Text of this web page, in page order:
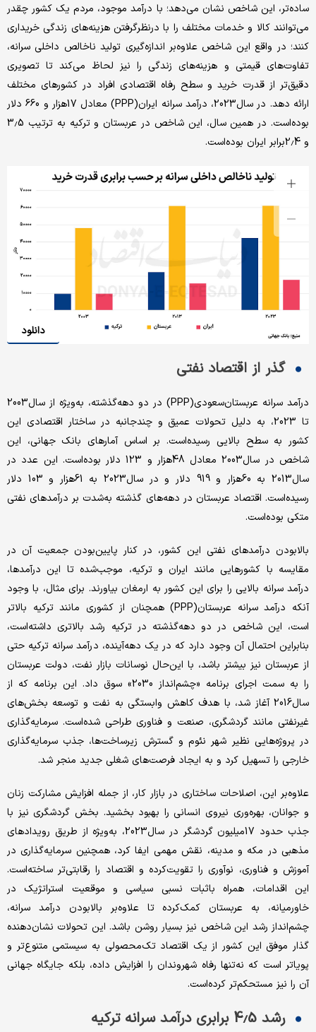
ساده‌‌‌‌‌تر، این شاخص نشان می‌دهد؛ با درآمد موجود، مردم یک کشور چقدر
می‌توانند کالا و خدمات مختلف را با درنظرگرفتن هزینه‌های زندگی خریداری
کنند؛ در واقع این شاخص علاوه‌بر اندازه‌‌‌‌‌گیری تولید ناخالص داخلی سرانه،
تفاوت‌‌‌‌‌های قیمتی و هزینه‌های زندگی را نیز لحاظ می‌کند تا تصویری
دقیق‌تر از قدرت خرید و سطح رفاه اقتصادی افراد در کشورهای مختلف
ارائه دهد. در سال‌2023، درآمد سرانه ایران(PPP) معادل 17‌هزار و 660 دلار
بوده‌است. در همین سال، این شاخص در عربستان و ترکیه به ترتیب 3.5
و 2.4‌برابر ایران بوده‌است.
دانلود
گذر از اقتصاد نفتی
درآمد سرانه عربستان‌سعودی(PPP) در دو دهه‌گذشته، به‌ویژه از سال‌2003
تا 2023، به دلیل تحولات عمیق و چندجانبه در ساختار اقتصادی این
کشور به سطح بالایی رسیده‌است. بر اساس آمار‌های بانک جهانی، این
شاخص در سال‌2003 معادل 48‌هزار و 123 دلار بوده‌است. این عدد در
سال‌2013 به 60‌هزار و 919 دلار و در سال‌2023 به 61‌هزار و 103 دلار
رسیده‌است. اقتصاد عربستان در دهه‌های گذشته به‌شدت بر درآمدهای نفتی
متکی بوده‌است.
بالا‌بودن درآمدهای نفتی این کشور، در کنار پایین‌بودن جمعیت آن در
مقایسه با کشورهایی مانند ایران و ترکیه، موجب‌شده تا این درآمدها،
درآمد سرانه بالایی را برای این کشور به ارمغان بیاورند. برای مثال، با وجود
آنکه درآمد سرانه عربستان(PPP) همچنان از کشوری مانند ترکیه بالاتر
است، این شاخص در دو دهه‌گذشته در ترکیه رشد بالاتری داشته‌است،
بنابراین احتمال آن وجود دارد که در یک دهه‌آینده، درآمد سرانه ترکیه حتی
از عربستان نیز بیشتر باشد، با این‌حال نوسانات بازار نفت، دولت عربستان
را به سمت اجرای برنامه «چشم‌‌‌‌‌انداز 2030» سوق داد. این برنامه که از
سال‌2016 آغاز شد، با هدف کاهش وابستگی به نفت و توسعه بخش‌های
غیرنفتی مانند گردشگری، صنعت و فناوری طراحی شده‌است. سرمایه‌گذاری
در پروژه‌هایی نظیر شهر نئوم و گسترش زیرساخت‌ها، جذب سرمایه‌گذاری
خارجی را تسهیل کرد و به ایجاد فرصت‌های شغلی جدید منجر شد.
علاوه‌بر این، اصلاحات ساختاری در بازار کار، از جمله افزایش مشارکت زنان
و جوانان، بهره‌‌‌‌‌وری نیروی انسانی را بهبود بخشید. بخش گردشگری نیز با
جذب حدود 17‌میلیون گردشگر در سال‌2023، به‌ویژه از طریق رویدادهای
مذهبی در مکه و مدینه، نقش مهمی ایفا کرد، همچنین سرمایه‌گذاری در
آموزش و فناوری، نوآوری را تقویت‌کرده و اقتصاد را رقابتی‌‌‌‌‌تر ساخته‌است.
این اقدامات، همراه باثبات نسبی سیاسی و موقعیت استراتژیک در
خاورمیانه، به عربستان کمک‌کرده تا علاوه‌بر بالا‌بودن درآمد سرانه،
چشم‌‌‌‌‌انداز رشد این شاخص نیز بسیار روشن باشد. این تحولات نشان‌دهنده
گذار موفق این کشور از یک اقتصاد تک‌‌‌‌‌محصولی به سیستمی متنوع‌‌‌‌‌تر و
پویاتر است که نه‌‌‌‌‌تنها رفاه شهروندان را افزایش داده، بلکه جایگاه جهانی
آن را نیز مستحکم‌‌‌‌‌تر کرده‌است.
رشد 4.5 برابری درآمد سرانه ترکیه